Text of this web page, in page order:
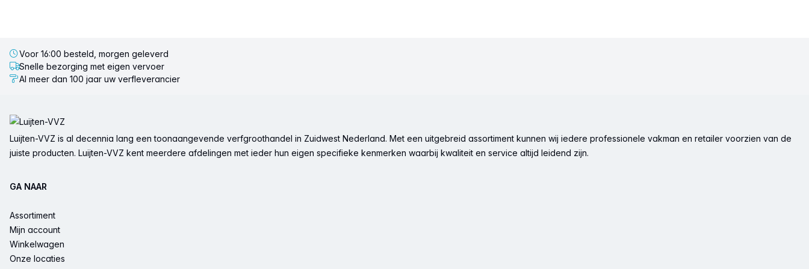
Voor 16:00 besteld, morgen geleverd
Snelle bezorging met eigen vervoer
Al meer dan 100 jaar uw verfleverancier
Luijten-VVZ is al decennia lang een toonaangevende verfgroothandel in Zuidwest Nederland. Met een uitgebreid assortiment kunnen wij iedere professionele vakman en retailer voorzien van de
juiste producten. Luijten-VVZ kent meerdere afdelingen met ieder hun eigen specifieke kenmerken waarbij kwaliteit en service altijd leidend zijn.
GA NAAR
Assortiment
Mijn account
Winkelwagen
Onze locaties